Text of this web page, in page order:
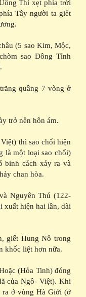
Thỉ xẹt phía trời
Tây người ta giết
(5 sao Kim, Mộc,
sao Đông Tỉnh
quầng 7 vòng ở
trở nên hôn ám.
thì sao chổi hiện
là một loại sao chổi)
binh cách xảy ra và
chan hòa.
Nguyên Thú (122-
xuất hiện hai lần, dài
giết Hung Nô trong
khốc liệt hơn nữa.
(Hỏa Tinh) đóng
của Ngô- Việt). Khi
ra ở vùng Hà Giới (ở